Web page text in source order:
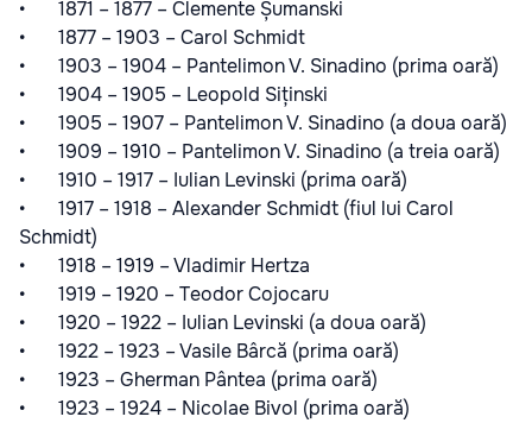
• 1871 – 1877 – Clemente Șumanski
• 1877 – 1903 – Carol Schmidt
• 1903 – 1904 – Pantelimon V. Sinadino (prima oară)
• 1904 – 1905 – Leopold Siținski
• 1905 – 1907 – Pantelimon V. Sinadino (a doua oară)
• 1909 – 1910 – Pantelimon V. Sinadino (a treia oară)
• 1910 – 1917 – Iulian Levinski (prima oară)
• 1917 – 1918 – Alexander Schmidt (fiul lui Carol
Schmidt)
• 1918 – 1919 – Vladimir Hertza
• 1919 – 1920 – Teodor Cojocaru
• 1920 – 1922 – Iulian Levinski (a doua oară)
• 1922 – 1923 – Vasile Bârcă (prima oară)
• 1923 – Gherman Pântea (prima oară)
• 1923 – 1924 – Nicolae Bivol (prima oară)